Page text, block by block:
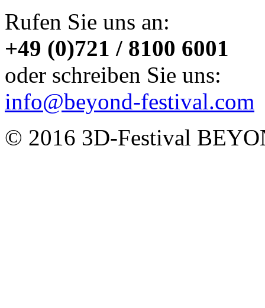
Rufen Sie uns an:
+49 (0)721 / 8100 6001
oder schreiben Sie uns:
info@beyond-festival.com
© 2016 3D-Festival